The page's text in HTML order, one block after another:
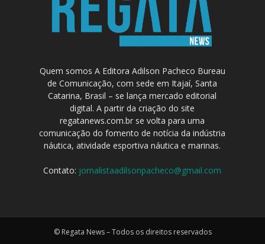
Quem somos A Editora Adilson Pacheco Bureau
de Comunicação, com sede em Itajaí, Santa
Catarina, Brasil – se lança mercado editorial
digital. A partir da criação do site
regatanews.com.br se volta para uma
comunicação do fomento de notícia da indústria
náutica, atividade esportiva náutica e marinas.
Contato: jornalistaadilsonpacheco@gmail.com
© Regata News – Todos os direitos reservados